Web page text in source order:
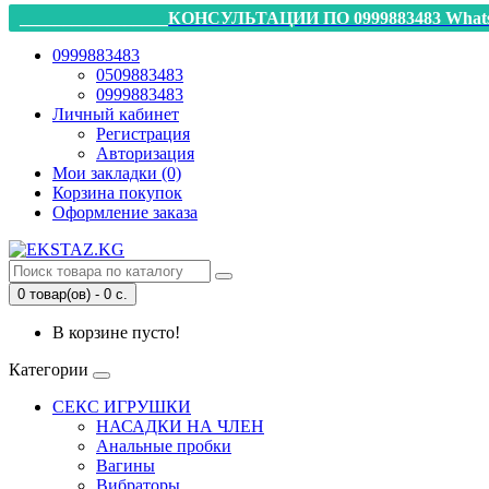
_________________КОНСУЛЬТАЦИИ ПО 0999883483
0999883483
0509883483
0999883483
Личный кабинет
Регистрация
Авторизация
Мои закладки (0)
Корзина покупок
Оформление заказа
0 товар(ов) - 0 с.
В корзине пусто!
Категории
СЕКС ИГРУШКИ
НАСАДКИ НА ЧЛЕН
Анальные пробки
Вагины
Вибраторы